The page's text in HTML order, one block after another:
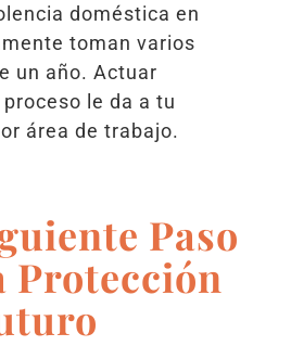
doméstica en
toman varios
un año. Actuar
le da a tu
área de trabajo.
Paso
Protección